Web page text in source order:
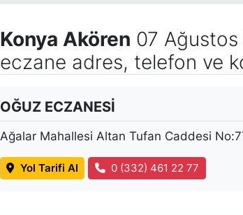
Konya Akören 07
eczane adres, telefon ve
OĞUZ ECZANESİ
Ağalar Mahallesi Altan Tufan Caddesi
Yol Tarifi Al 0 (332) 461 22 77